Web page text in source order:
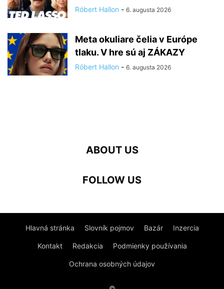
Róbert Hallon - 6. augusta 2026
Meta okuliare čelia v Európe
tlaku. V hre sú aj ZÁKAZY
Róbert Hallon - 6. augusta 2026
ABOUT US
FOLLOW US
Hlavná stránka Slovník pojmov Bazár Inzercia
Kontakt Redakcia Podmienky používania
Ochrana osobných údajov